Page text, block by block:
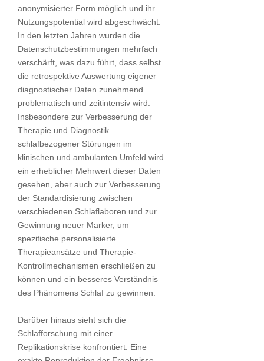
anonymisierter Form möglich und ihr
Nutzungspotential wird abgeschwächt.
In den letzten Jahren wurden die
Datenschutzbestimmungen mehrfach
verschärft, was dazu führt, dass selbst
die retrospektive Auswertung eigener
diagnostischer Daten zunehmend
problematisch und zeitintensiv wird.
Insbesondere zur Verbesserung der
Therapie und Diagnostik
schlafbezogener Störungen im
klinischen und ambulanten Umfeld wird
ein erheblicher Mehrwert dieser Daten
gesehen, aber auch zur Verbesserung
der Standardisierung zwischen
verschiedenen Schlaflaboren und zur
Gewinnung neuer Marker, um
spezifische personalisierte
Therapieansätze und Therapie-
Kontrollmechanismen erschließen zu
können und ein besseres Verständnis
des Phänomens Schlaf zu gewinnen.
Darüber hinaus sieht sich die
Schlafforschung mit einer
Replikationskrise konfrontiert. Eine